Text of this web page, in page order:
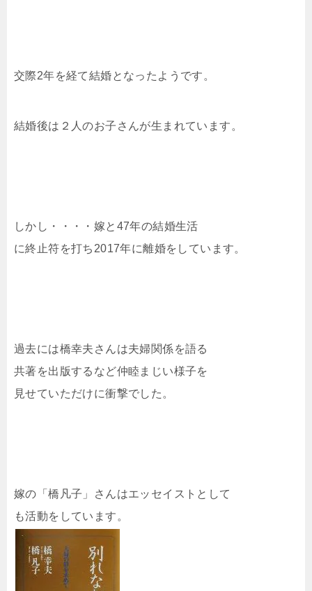
交際2年を経て結婚となったようです。
結婚後は２人のお子さんが生まれています。
しかし・・・・嫁と47年の結婚生活
に終止符を打ち2017年に離婚をしています。
過去には橋幸夫さんは夫婦関係を語る
共著を出版するなど仲睦まじい様子を
見せていただけに衝撃でした。
嫁の「橋凡子」さんはエッセイストとして
も活動をしています。